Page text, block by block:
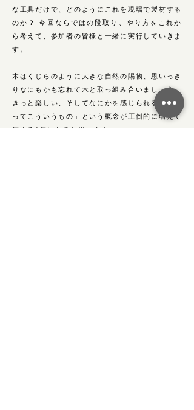
な工具だけで、どのようにこれを現場で製材する
のか？ 今回ならではの段取り、やり方をこれか
ら考えて、参加者の皆様と一緒に実行していきま
す。
木はくじらのように大きな自然の賜物、思いっき
りなにもかも忘れて木と取っ組み合いましょう。
きっと楽しい、そしてなにかを感じられる、「木
ってこういうもの」という概念が圧倒的に増えて
深まる1日になると思います。